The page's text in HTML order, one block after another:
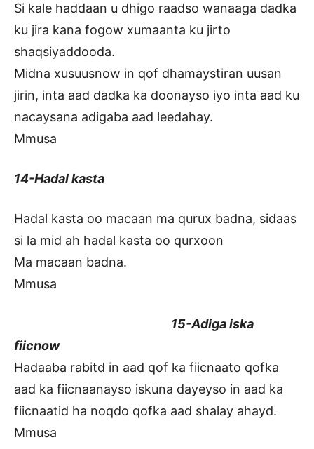
Si kale haddaan u dhigo raadso wanaaga dadka
ku jira kana fogow xumaanta ku jirto
shaqsiyaddooda.
Midna xusuusnow in qof dhamaystiran uusan
jirin, inta aad dadka ka doonayso iyo inta aad ku
nacaysana adigaba aad leedahay.
Mmusa
14-Hadal kasta
Hadal kasta oo macaan ma qurux badna, sidaas
si la mid ah hadal kasta oo qurxoon
Ma macaan badna.
Mmusa
15-Adiga iska
fiicnow
Hadaaba rabitd in aad qof ka fiicnaato qofka
aad ka fiicnaanayso iskuna dayeyso in aad ka
fiicnaatid ha noqdo qofka aad shalay ahayd.
Mmusa